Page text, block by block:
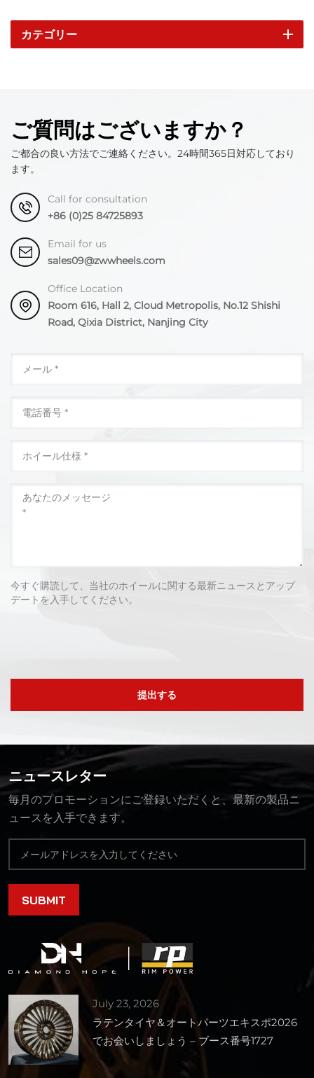
カテゴリー
ご質問はございますか？
ご都合の良い方法でご連絡ください。24時間365日対応しており
ます。
Call for consultation
+86 (0)25 84725893
Email for us
sales09@zwwheels.com
Office Location
Room 616, Hall 2, Cloud Metropolis, No.12 Shishi
Road, Qixia District, Nanjing City
今すぐ購読して、当社のホイールに関する最新ニュースとアップ
デートを入手してください。
提出する
ニュースレター
毎月のプロモーションにご登録いただくと、最新の製品ニ
ュースを入手できます。
July 23, 2026
ラテンタイヤ＆オートパーツエキスポ2026
でお会いしましょう – ブース番号1727